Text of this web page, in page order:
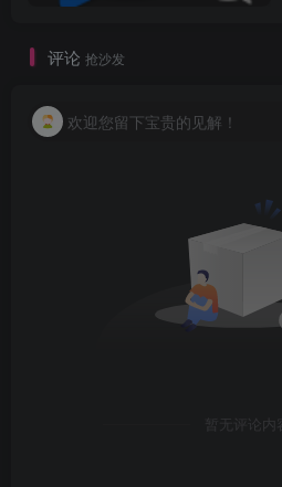
评论 抢沙发
欢迎您留下宝贵的见解！
暂无评论内容